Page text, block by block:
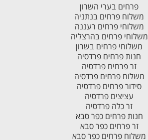
פרחים בערי השרון
משלוח פרחים בנתניה
משלוחי פרחים רעננה
משלוחי פרחים בהרצליה
משלוחי פרחים בשרון
חנות פרחים פרדסיה
זר פרחים פרדסיה
משלוח פרחים פרדסיה
סידור פרחים פרדסיה
עציצים פרדסיה
זר כלה פרדסיה
חנות פרחים כפר סבא
זר פרחים כפר סבא
משלוח פרחים כפר סבא